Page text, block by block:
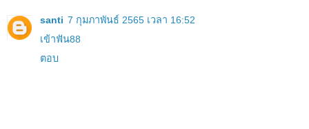
santi 7 กุมภาพันธ์ 2565 เวลา 16:52
เข้าฟัน88
ตอบ